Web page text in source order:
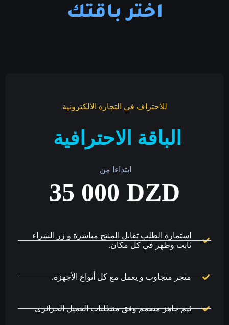
اختر باقتك
للاحتراف في التجارة الالكترونية
الباقة الاحترافية
ابتداءا من
35 000 DZD
استمارة الطلب تقابل المنتج مباشرة و زر الشراء
ثابت وظهر في كل مكان.
متجر متجاوب و يعمل مع كل أنواع الأجهزة.
ثيم جاهز مصمم وفق متطلبات العميل الجزائري